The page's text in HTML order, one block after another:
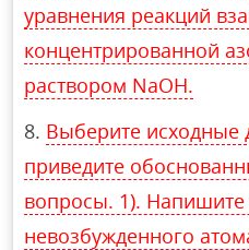
уравнения реакций
концентрированной
раствором NaOH.
Выберите исходные
приведите
вопросы. 1).
невозбужденного